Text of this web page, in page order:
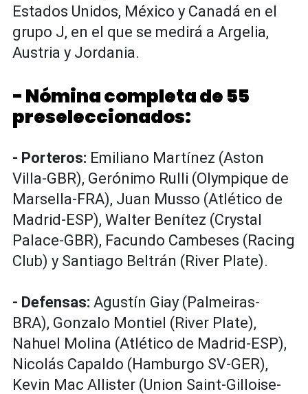
Estados Unidos, México y Canadá en el
grupo J, en el que se medirá a Argelia,
Austria y Jordania.
- Nómina completa de 55
preseleccionados:
- Porteros: Emiliano Martínez (Aston
Villa-GBR), Gerónimo Rulli (Olympique de
Marsella-FRA), Juan Musso (Atlético de
Madrid-ESP), Walter Benítez (Crystal
Palace-GBR), Facundo Cambeses (Racing
Club) y Santiago Beltrán (River Plate).
- Defensas: Agustín Giay (Palmeiras-
BRA), Gonzalo Montiel (River Plate),
Nahuel Molina (Atlético de Madrid-ESP),
Nicolás Capaldo (Hamburgo SV-GER),
Kevin Mac Allister (Union Saint-Gilloise-